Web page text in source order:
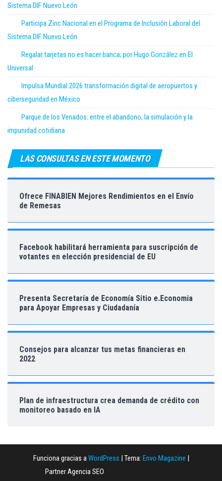
Sistema DIF Nuevo León
Participa Zinc Nacional en el Programa de Inclusión Laboral del
Sistema DIF Nuevo León
Regalar tarjetas no es hacer banca; por Hugo González en El
Universal
Impulsa Mundial 2026 transformación digital de aeropuertos y
ciberseguridad en México
Parque de los Venados: entre el abandono, la simulación y la
impunidad cotidiana
LAS CONSULTAS EN ESTE MOMENTO
Ofrece FINABIEN Mejores Rendimientos en el Envío
de Remesas
Facebook habilitará herramienta para suscripción de
votantes en elección presidencial de EU
Presenta Secretaría de Economía Sitio e.Economia
para Apoyar Empresas y Ciudadanía
Consejos para alcanzar tus metas financieras en
2022
Plan de infraestructura crea demanda de crédito con
monitoreo basado en IA
Funciona gracias aWordPress Tema: Envo Magazine
Partner Agencia SEO